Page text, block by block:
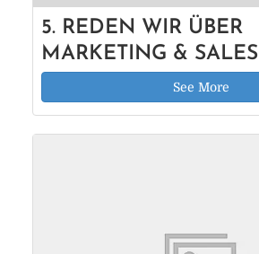
5. REDEN WIR ÜBER
MARKETING & SALES
See More